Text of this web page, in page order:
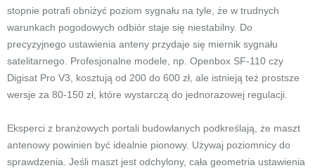
stopnie potrafi obniżyć poziom sygnału na tyle, że w trudnych
warunkach pogodowych odbiór staje się niestabilny. Do
precyzyjnego ustawienia anteny przydaje się miernik sygnału
satelitarnego. Profesjonalne modele, np. Openbox SF-110 czy
Digisat Pro V3, kosztują od 200 do 600 zł, ale istnieją też prostsze
wersje za 80-150 zł, które wystarczą do jednorazowej regulacji.
Eksperci z branżowych portali budowlanych podkreślają, że maszt
antenowy powinien być idealnie pionowy. Używaj poziomnicy do
sprawdzenia. Jeśli maszt jest odchylony, cała geometria ustawienia